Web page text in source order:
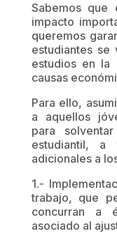
Sabemos que
impacto
queremos
estudiantes se
estudios en la
causas
Para ello,
a aquellos
para
estudiantil, a
adicionales a
1.-
trabajo, que
concurran a
asociado al